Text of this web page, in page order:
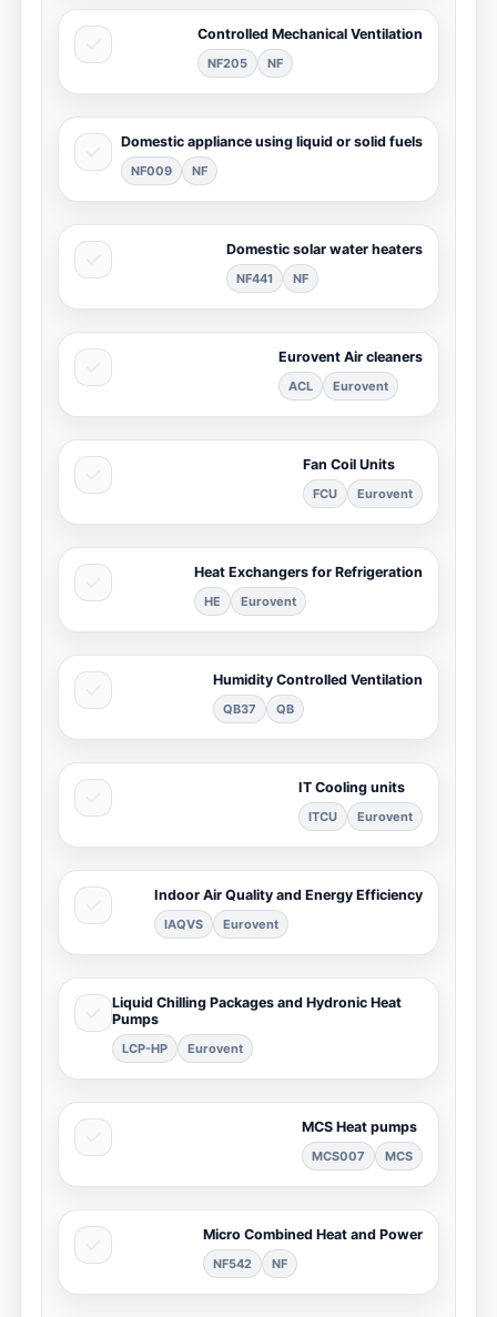
Controlled Mechanical Ventilation
NF205
Domestic appliance using liquid or solid fuels
NF009
Domestic solar water heaters
NF441
Eurovent Air cleaners
Eurovent
ACL
Fan Coil Units
Eurovent
FCU
Heat Exchangers for Refrigeration
Eurovent
HE
Humidity Controlled Ventilation
QB37
IT Cooling units
Eurovent
ITCU
Indoor Air Quality and Energy Efficiency
Eurovent
IAQVS
Liquid Chilling Packages and Hydronic Heat
Pumps
Eurovent
LCP-HP
MCS Heat pumps
MCS007
Micro Combined Heat and Power
NF542